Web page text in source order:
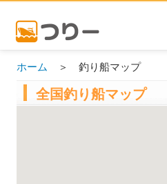
ホーム ＞ 釣り船マップ
全国釣り船マップ